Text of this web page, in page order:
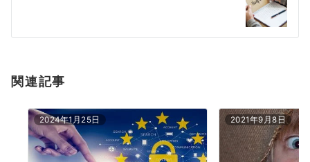
ン
関連記事
2024年1月25日 2021年9月8日